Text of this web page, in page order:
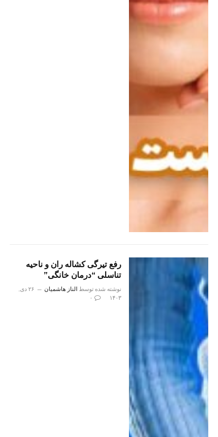
رفع تیرگی کشاله ران و ناحیه
تناسلی “درمان خانگی”
نوشته شده توسط الناز هاشمیان
۲۶ دی,
۱۴۰۳
۰